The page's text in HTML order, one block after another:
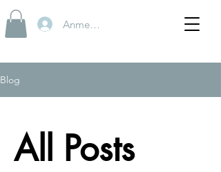
Anmelden
Blog
All Posts